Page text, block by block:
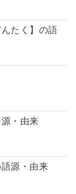
たく】の語
・由来
源・由来